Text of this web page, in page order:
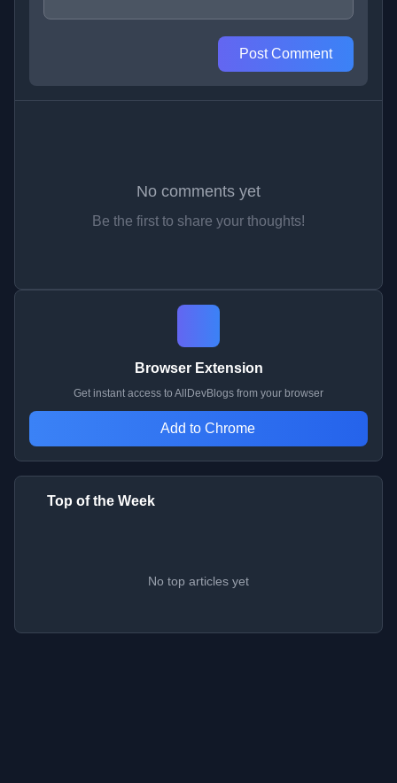
Post Comment
No comments yet
Be the first to share your thoughts!
Browser Extension
Get instant access to AllDevBlogs from your browser
Add to Chrome
Top of the Week
No top articles yet